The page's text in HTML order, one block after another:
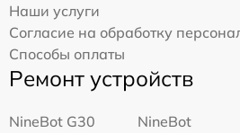
Наши услуги
Согласие на обработку
Способы оплаты
Ремонт устройств
NineBot G30
NineBot